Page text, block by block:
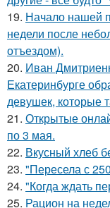
19. Начало нашей
недели после
отъездом).
20. Иван
Екатеринбурге
девушек, которые
21. Открытые
по 3 мая.
22. Вкусный хлеб
23. "Пересела с
24. "Когда ждать
25. Рацион на